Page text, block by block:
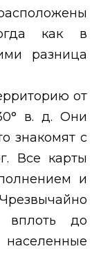
как в
разница
от
в. д. Они
знакомят с
Все карты
и
вплоть до